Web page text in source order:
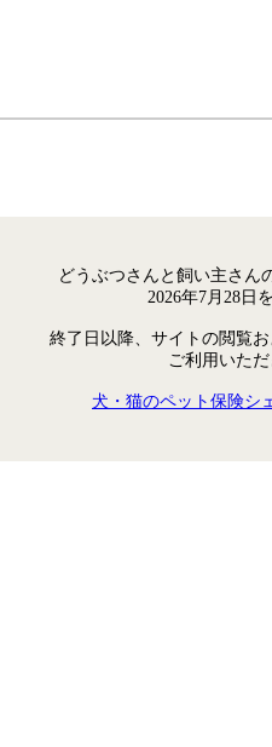
どうぶつさんと飼い主さん
2026年7月28日
終了日以降、サイトの閲覧
ご利用いた
犬・猫のペット保険シ